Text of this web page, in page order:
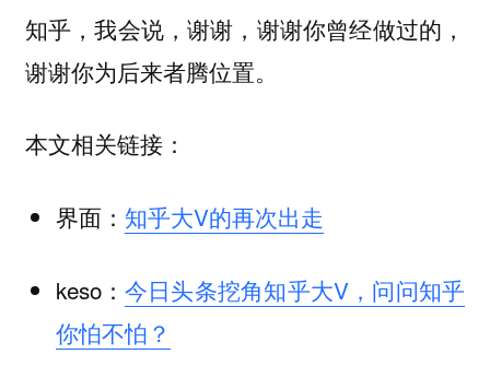
知乎，我会说，谢谢，谢谢你曾经做过的，
谢谢你为后来者腾位置。
本文相关链接：
界面： 知乎大V的再次出走
keso： 今日头条挖角知乎大V，问问知乎
你怕不怕？